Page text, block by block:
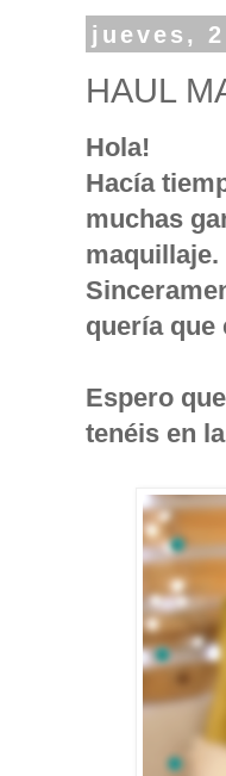
jueves,
HAUL
Hola!
Hacía
muchas
maquillaje.
quería que
Espero
tenéis en